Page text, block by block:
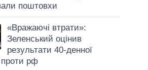
поштовхи
«Вражаючі втрати»:
Зеленський оцінив
результати 40-денної
проти рф